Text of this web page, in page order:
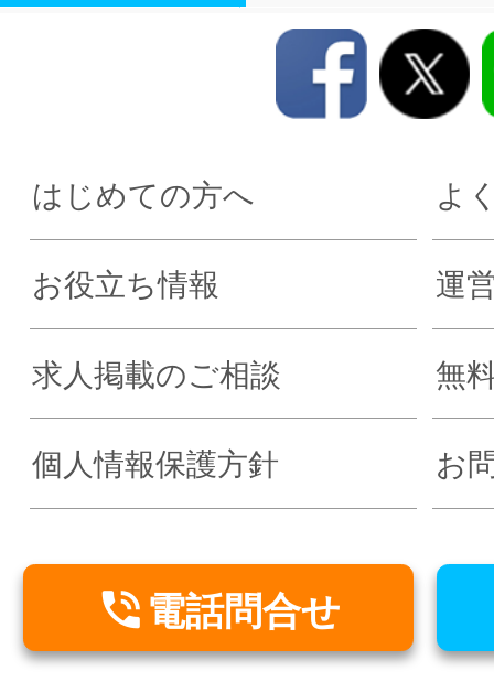
はじめての方へ よ
お役立ち情報 運
求人掲載のご相談 無
個人情報保護方針 お
 電話問合せ